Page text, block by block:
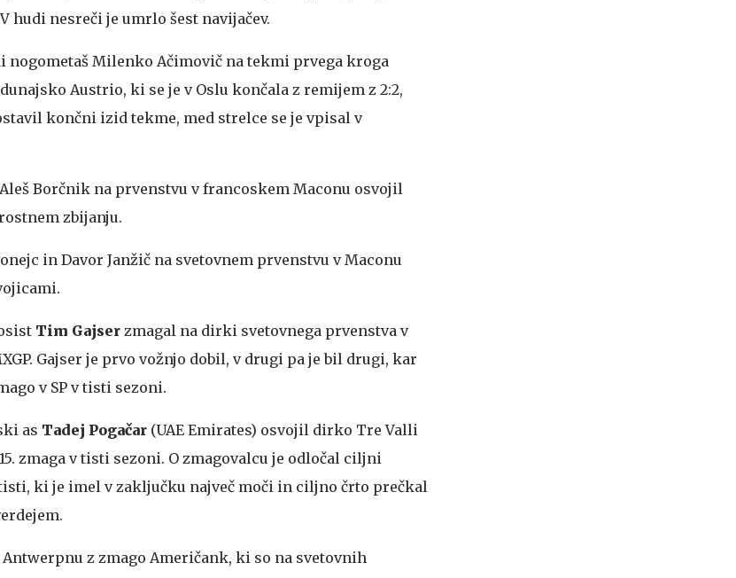
hudi nesreči je umrlo šest navijačev.
nogometaš Milenko Ačimovič na tekmi prvega kroga
Austrio, ki se je v Oslu končala z remijem z 2:2,
končni izid tekme, med strelce se je vpisal v
Borčnik na prvenstvu v francoskem Maconu osvojil
zbijanju.
in Davor Janžič na svetovnem prvenstvu v Maconu
Tim Gajser zmagal na dirki svetovnega prvenstva v
Gajser je prvo vožnjo dobil, v drugi pa je bil drugi, kar
v SP v tisti sezoni.
as Tadej Pogačar (UAE Emirates) osvojil dirko Tre Valli
zmaga v tisti sezoni. O zmagovalcu je odločal ciljni
ki je imel v zaključku največ moči in ciljno črto prečkal
Antwerpnu z zmago Američank, ki so na svetovnih